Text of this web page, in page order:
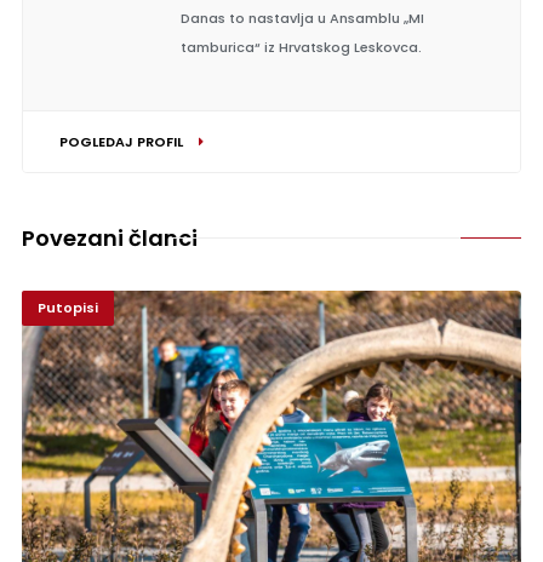
Danas to nastavlja u Ansamblu „MI
tamburica“ iz Hrvatskog Leskovca.
POGLEDAJ PROFIL
Povezani članci
Putopisi